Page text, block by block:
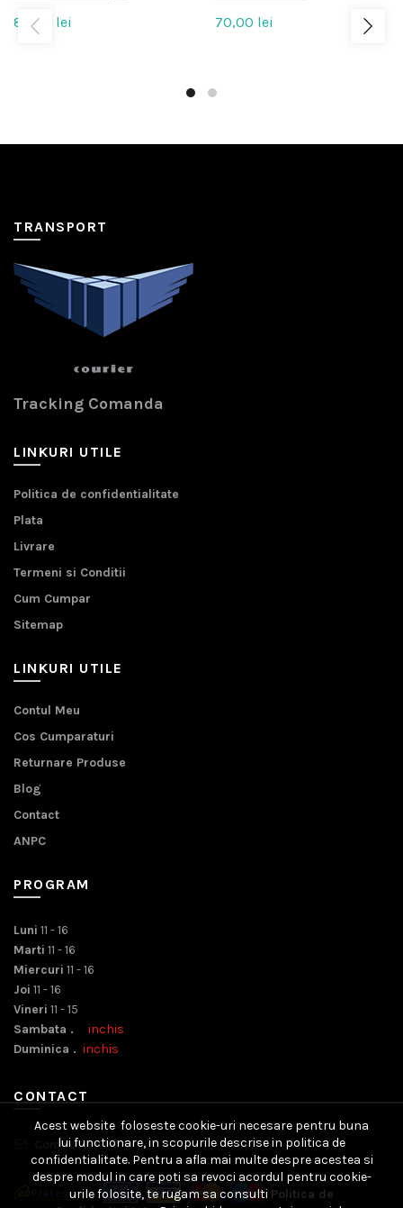
89,00 lei
70,00 lei
TRANSPORT
Tracking Comanda
LINKURI UTILE
Politica de confidentialitate
Plata
Livrare
Termeni si Conditii
Cum Cumpar
Sitemap
LINKURI UTILE
Contul Meu
Cos Cumparaturi
Returnare Produse
Blog
Contact
ANPC
PROGRAM
Luni 11 - 16
Marti 11 - 16
Miercuri 11 - 16
Joi 11 - 16
Vineri 11 - 15
Sambata . inchis
Duminica . inchis
CONTACT
Contact Email
Acest website foloseste cookie-uri necesare pentru buna
lui functionare, in scopurile descrise in politica de
confidentialitate. Pentru a afla mai multe despre acestea si
despre modul in care poti sa revoci acordul pentru cookie-
urile folosite, te rugam sa consulti Politica de